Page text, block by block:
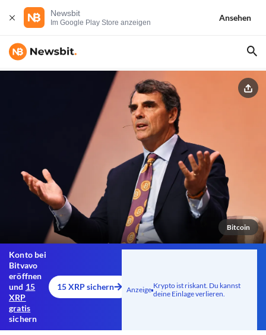
Newsbit
Im Google Play Store anzeigen
Ansehen
Bitcoin
Konto bei
Bitvavo
eröffnen
und 15
XRP
gratis
sichern
15 XRP sichern Anzeige Krypto ist riskant. Du kannst
deine Einlage verlieren.